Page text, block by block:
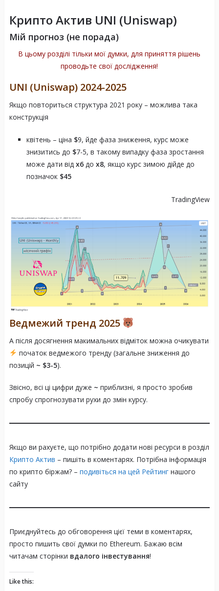
Крипто Актив UNI (Uniswap)
Мій прогноз (не порада)
В цьому розділі тільки мої думки, для приняття рішень
проводьте свої дослідження!
UNI (Uniswap) 2024-2025
Якщо повториться структура 2021 року – можлива така
конструкція
квітень – ціна $9, йде фаза зниження, курс може
знизитись до $7-5, в такому випадку фаза зростання
може дати від х6 до х8, якщо курс зимою дійде до
позначок $45
TradingView
Ведмежий тренд 2025
А після досягнення макимальних відміток можна очикувати
початок ведмежого тренду (загальне зниження до
позицій ~ $3-5).
Звісно, всі ці цифри дуже ~ приблизні, я просто зробив
спробу спрогнозувати рухи до змін курсу.
Якщо ви рахуєте, що потрібно додати нові ресурси в розділ
Крипто Актив – пишіть в коментарях. Потрібна інформація
по крипто біржам? – подивіться на цей Рейтингнашого
сайту
Приєднуйтесь до обговорення цієї теми в коментарях,
просто пишить свої думки по Ethereum. Бажаю всім
читачам сторінки вдалого інвестування!
Like this: